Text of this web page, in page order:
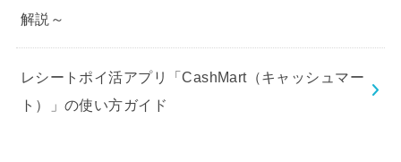
解説～
レシートポイ活アプリ「CashMart（キャッシュマー
ト）」の使い方ガイド